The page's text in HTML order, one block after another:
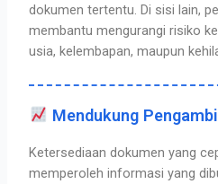
dokumen tertentu.Di sisi lain,
membantu mengurangi risiko
usia, kelembapan, maupun
Mendukung
Ketersediaan dokumen yang
memperoleh informasi yang